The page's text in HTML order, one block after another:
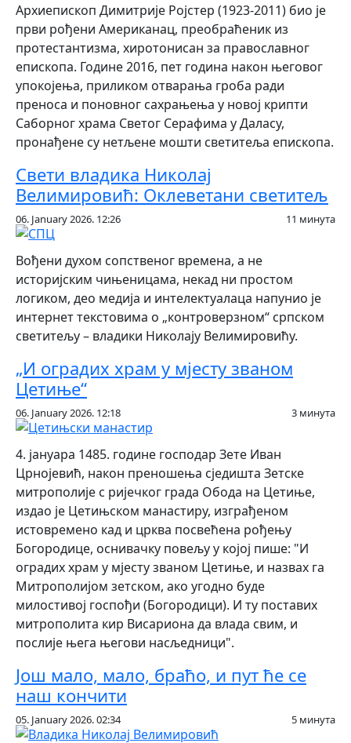
Архиепископ Димитрије Ројстер (1923-2011) био је
први рођени Американац, преобраћеник из
протестантизма, хиротонисан за православног
епископа. Године 2016, пет година након његовог
упокојења, приликом отварања гроба ради
преноса и поновног сахрањења у новој крипти
Саборног храма Светог Серафима у Даласу,
пронађене су нетљене мошти светитеља епископа.
Свети владика Николај
Велимировић: Оклеветани светитељ
06. January 2026. 12:26 11 минута
Вођени духом сопственог времена, а не
историјским чињеницама, некад ни простом
логиком, део медија и интелектуалаца напунио је
интернет текстовима о „контроверзном“ српском
светитељу – владики Николају Велимировићу.
„И оградих храм у мјесту званом
Цетиње“
06. January 2026. 12:18 3 минута
4. јануара 1485. године господар Зете Иван
Црнојевић, након преношења сједишта Зетске
митрополије с ријечког града Обода на Цетиње,
издао је Цетињском манастиру, изграђеном
истовремено кад и црква посвећена рођењу
Богородице, оснивачку повељу у којој пише: "И
оградих храм у мјесту званом Цетиње, и назвах га
Митрополијом зетском, ако угодно буде
милостивој госпођи (Богородици). И ту поставих
митрополита кир Висариона да влада свим, и
послије њега његови насљедници".
Још мало, мало, браћо, и пут ће се
наш кончити
05. January 2026. 02:34 5 минута